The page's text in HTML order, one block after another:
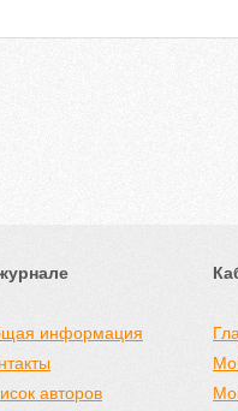
информация
авторов